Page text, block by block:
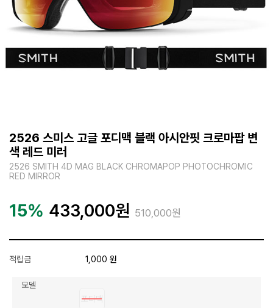
2526 스미스 고글 포디맥 블랙 아시안핏 크로마팝 변
색 레드 미러
2526 SMITH 4D MAG BLACK CHROMAPOP PHOTOCHROMIC
RED MIRROR
15% 433,000원 510,000원
적립금 1,000 원
모델
포디맥